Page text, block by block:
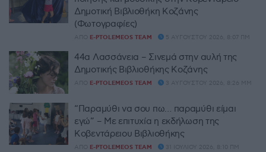
Δημοτική Βιβλιοθήκη Κοζάνης
(Φωτογραφίες)
ΑΠΌ E-PTOLEMEOS TEAM 5 ΑΥΓΟΎΣΤΟΥ 2026, 8:07 ΠΜ
44α Λασσάνεια – Σινεμά στην αυλή της
Δημοτικής Βιβλιοθήκης Κοζάνης
ΑΠΌ E-PTOLEMEOS TEAM 3 ΑΥΓΟΎΣΤΟΥ 2026, 8:26 ΜΜ
“Παραμύθι να σου πω… παραμύθι είμαι
εγώ” – Με επιτυχία η εκδήλωση της
Κοβεντάρειου Βιβλιοθήκης
ΑΠΌ E-PTOLEMEOS TEAM 31 ΙΟΥΛΊΟΥ 2026, 8:10 ΠΜ